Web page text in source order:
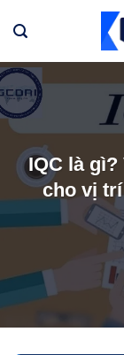
qua
dung
IQC là
cho vị